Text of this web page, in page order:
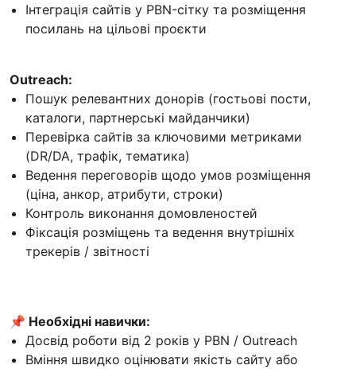
Інтеграція сайтів у PBN-сітку та розміщення
посилань на цільові проєкти
Outreach:
Пошук релевантних донорів (гостьові пости,
каталоги, партнерські майданчики)
Перевірка сайтів за ключовими метриками
(DR/DA, трафік, тематика)
Ведення переговорів щодо умов розміщення
(ціна, анкор, атрибути, строки)
Контроль виконання домовленостей
Фіксація розміщень та ведення внутрішніх
трекерів / звітності
📌 Необхідні навички:
Досвід роботи від 2 років у PBN / Outreach
Вміння швидко оцінювати якість сайту або